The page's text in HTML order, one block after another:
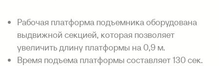
Рабочая платформа подъемника оборудована
выдвижной секцией, которая позволяет
увеличить длину платформы на 0,9 м.
Время подъема платформы составляет 130 сек.